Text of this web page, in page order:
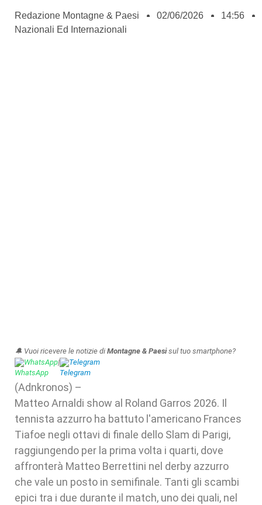
Redazione Montagne & Paesi 02/06/2026
14:56
Nazionali Ed Internazionali
🔔 Vuoi ricevere le notizie di Montagne & Paesisul tuo smartphone?
WhatsApp| Telegram
(Adnkronos) –
Matteo Arnaldi show al Roland Garros 2026. Il
tennista azzurro ha battuto l'americano Frances
Tiafoe negli ottavi di finale dello Slam di Parigi,
raggiungendo per la prima volta i quarti, dove
affronterà Matteo Berrettini nel derby azzurro
che vale un posto in semifinale. Tanti gli scambi
epici tra i due durante il match, uno dei quali, nel